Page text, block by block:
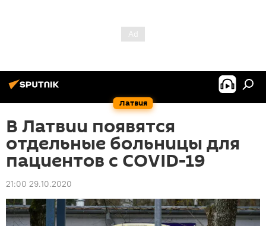
Латвия
В Латвии появятся
отдельные больницы для
пациентов с COVID-19
21:00 29.10.2020